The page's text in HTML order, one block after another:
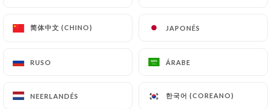
简体中文 (CHINO) JAPONÉS
RUSO ÁRABE
NEERLANDÉS 한국어 (COREANO)
Le Vicq d'Azir
简体中文 (CHINO) JAPONÉS
RUSO ÁRABE
NEERLANDÉS 한국어 (COREANO)